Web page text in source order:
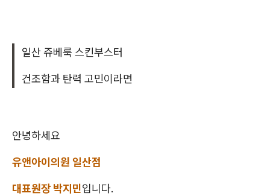
일산 쥬베룩 스킨부스터
건조함과 탄력 고민이라면
안녕하세요
유앤아이의원 일산점
대표원장 박지민입니다.